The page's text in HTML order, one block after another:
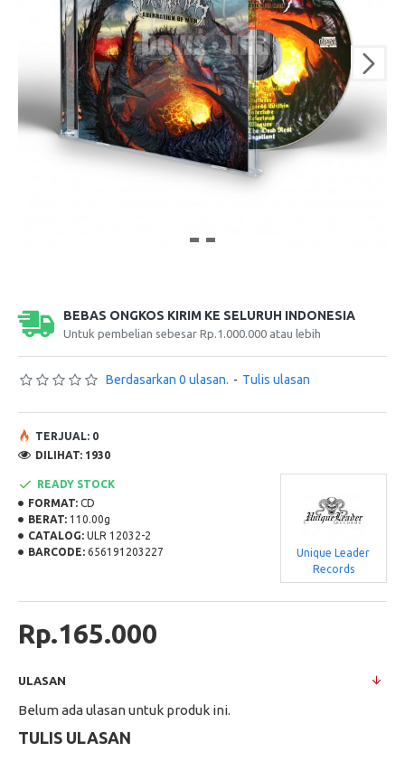
BEBAS ONGKOS KIRIM KE SELURUH INDONESIA
Untuk pembelian sebesar Rp.1.000.000 atau lebih
Berdasarkan 0 ulasan. - Tulis ulasan
Rp.165.000
READY STOCK
FORMAT: CD
BERAT: 110.00g
CATALOG: ULR 12032-2
BARCODE: 656191203227
Unique Leader
Records
TERJUAL: 0
DILIHAT: 1930
ULASAN
Belum ada ulasan untuk produk ini.
TULIS ULASAN